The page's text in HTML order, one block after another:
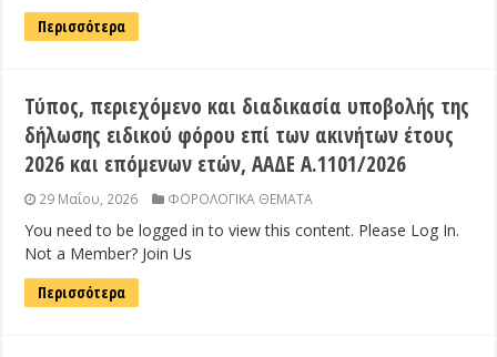
Περισσότερα
Τύπος, περιεχόμενο και διαδικασία υποβολής της
δήλωσης ειδικού φόρου επί των ακινήτων έτους
2026 και επόμενων ετών, ΑΑΔΕ Α.1101/2026
29 Μαΐου, 2026 ΦΟΡΟΛΟΓΙΚΑ ΘΕΜΑΤΑ
You need to be logged in to view this content. Please Log In.
Not a Member? Join Us
Περισσότερα